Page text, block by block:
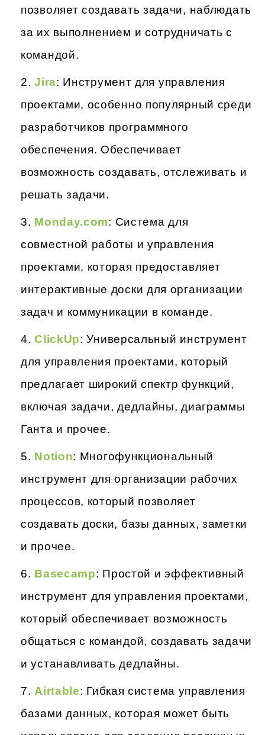
позволяет создавать задачи, наблюдать
за их выполнением и сотрудничать с
командой.
Jira: Инструмент для управления
проектами, особенно популярный среди
разработчиков программного
обеспечения. Обеспечивает
возможность создавать, отслеживать и
решать задачи.
Monday.com: Система для
совместной работы и управления
проектами, которая предоставляет
интерактивные доски для организации
задач и коммуникации в команде.
ClickUp: Универсальный инструмент
для управления проектами, который
предлагает широкий спектр функций,
включая задачи, дедлайны, диаграммы
Ганта и прочее.
Notion: Многофункциональный
инструмент для организации рабочих
процессов, который позволяет
создавать доски, базы данных, заметки
и прочее.
Basecamp: Простой и эффективный
инструмент для управления проектами,
который обеспечивает возможность
общаться с командой, создавать задачи
и устанавливать дедлайны.
Airtable: Гибкая система управления
базами данных, которая может быть